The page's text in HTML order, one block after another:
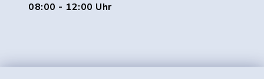
08:00 - 12:00 Uhr